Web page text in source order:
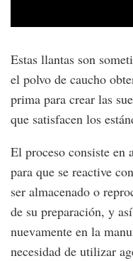
Estas llantas son
el polvo de caucho
prima para crear las
que satisfacen los
El proceso consiste en
para que se reactive
ser almacenado o
de su preparación, y
nuevamente en la
necesidad de utilizar